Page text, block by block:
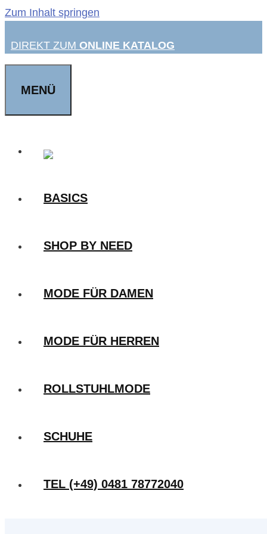
Zum Inhalt springen
DIREKT ZUM ONLINE KATALOG
MENÜ
BASICS
SHOP BY NEED
MODE FÜR DAMEN
MODE FÜR HERREN
ROLLSTUHLMODE
SCHUHE
TEL (+49) 0481 78772040